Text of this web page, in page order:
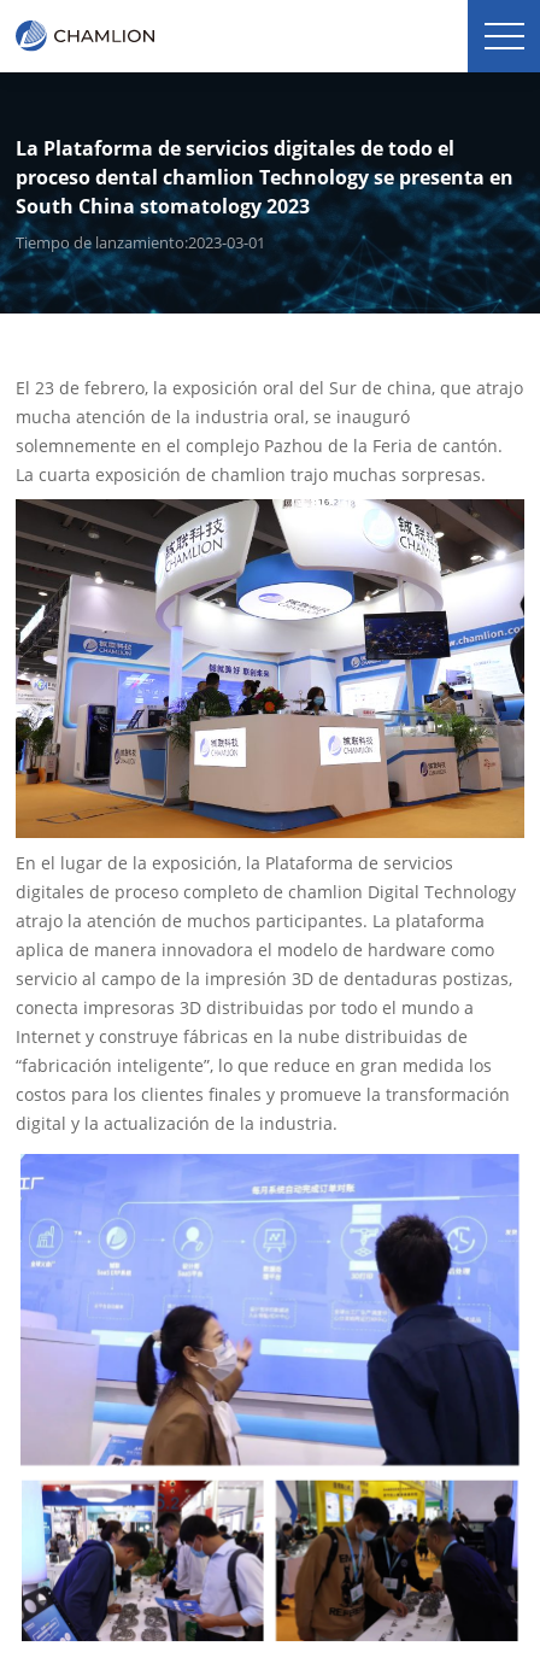
La Plataforma de servicios digitales de todo el
proceso dental chamlion Technology se presenta en
South China stomatology 2023
Tiempo de lanzamiento:2023-03-01
El 23 de febrero, la exposición oral del Sur de china, que atrajo
mucha atención de la industria oral, se inauguró
solemnemente en el complejo Pazhou de la Feria de cantón.
La cuarta exposición de chamlion trajo muchas sorpresas.
En el lugar de la exposición, la Plataforma de servicios
digitales de proceso completo de chamlion Digital Technology
atrajo la atención de muchos participantes. La plataforma
aplica de manera innovadora el modelo de hardware como
servicio al campo de la impresión 3D de dentaduras postizas,
conecta impresoras 3D distribuidas por todo el mundo a
Internet y construye fábricas en la nube distribuidas de
“fabricación inteligente”, lo que reduce en gran medida los
costos para los clientes finales y promueve la transformación
digital y la actualización de la industria.